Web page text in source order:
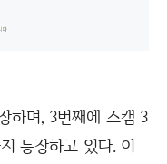
하며, 3번째에 스캠 3
등장하고 있다. 이